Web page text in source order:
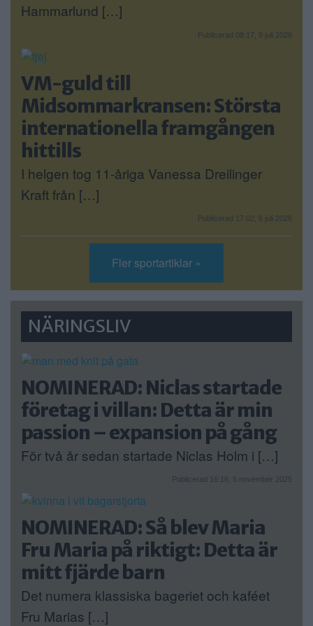
Hammarlund […]
Publicerad 08:17, 9 juli 2026
VM-guld till
Midsommarkransen: Största
internationella framgången
hittills
I helgen tog 11-åriga Vanessa Dreilinger
Kraft från […]
Publicerad 17:02, 6 juli 2026
Fler sportartiklar »
NÄRINGSLIV
NOMINERAD: Niclas startade
företag i villan: Detta är min
passion – expansion på gång
För två år sedan startade Niclas Holm i […]
Publicerad 16:16, 5 november 2025
NOMINERAD: Så blev Maria
Fru Maria på riktigt: Detta är
mitt fjärde barn
Det numera klassiska bageriet och kaféet
Fru Marias […]